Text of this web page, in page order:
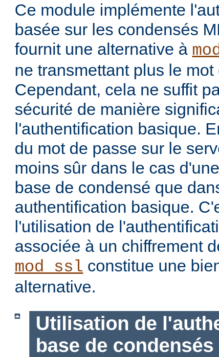
Ce module implémente
basée sur les condensés
fournit une alternative à
ne transmettant plus le
Cependant, cela ne suffit
sécurité de manière
l'authentification basique.
du mot de passe sur le
moins sûr dans le cas
base de condensé que
authentification basique.
l'utilisation de
associée à un chiffrement
mod_ssl constitue une
alternative.
Utilisation de
base de condensés